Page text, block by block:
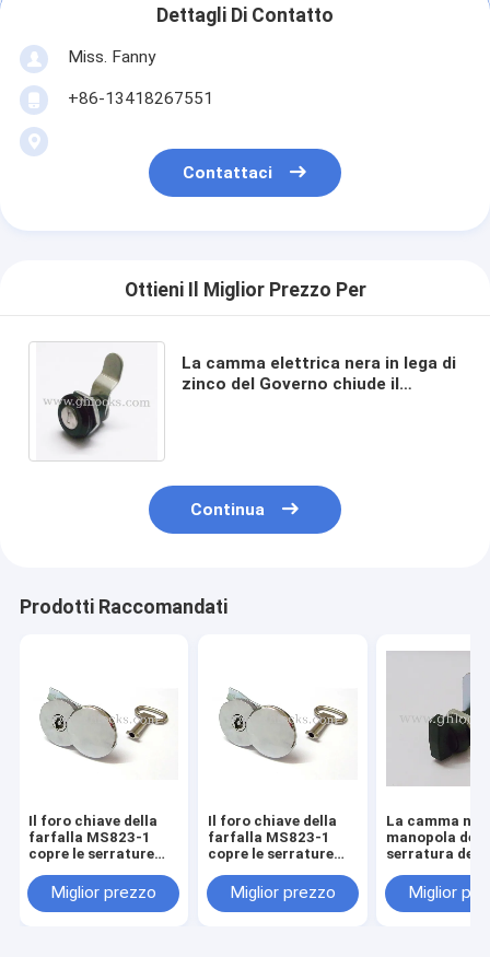
Dettagli Di Contatto
Miss. Fanny
+86-13418267551
Contattaci
Ottieni Il Miglior Prezzo Per
La camma elettrica nera in lega di
zinco del Governo chiude il
Continua
Prodotti Raccomandati
Il foro chiave della
farfalla MS823-1
copre le serrature
camma della
serratura a cilindro
Miglior prezzo
Il foro chiave della
farfalla MS823-1
copre le serrature
camma della
serratura a cilindro
Miglior prezzo
La camma
manopola
serratura
del metallo
della
Miglior